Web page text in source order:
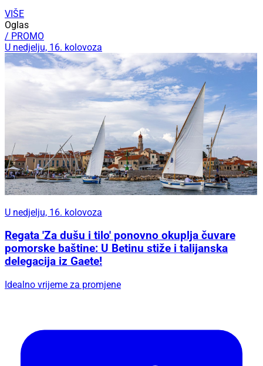
VIŠE
Oglas
/ PROMO
U nedjelju, 16. kolovoza
U nedjelju, 16. kolovoza
Regata 'Za dušu i tilo' ponovno okuplja čuvare
pomorske baštine: U Betinu stiže i talijanska
delegacija iz Gaete!
Idealno vrijeme za promjene